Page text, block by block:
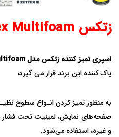
زتکس Zettex Multifoam:
اسپری تمیز کننده زتکس مدل Multifoam
پاک کننده این برند قرار می گیرد،
به منظور تمیز کردن انـواع سطوح
و غیره، استفاده می‌شود.